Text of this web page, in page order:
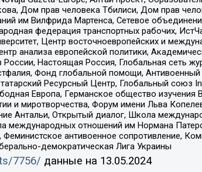
Дом прав человека Тбилиси, Дом прав
им Вилфрида Мартенса, Сетевое
федерация транспортных рабочих,
Центр восточноевропейских и
анализа европейской политики,
Настоящая Россия, Глобальная сеть
Фонд глобальной помощи, Антивоенный
Ресурсный Центр, Глобальный союз
Европа, Германское общество
и миротворчества, Форум имени Льва
Антальи, Открытый диалог, Школа
международных отношений им Нормана
антивоенное сопротивление,
демократическая Лига Украины
7756/ данные на 13.05.2024